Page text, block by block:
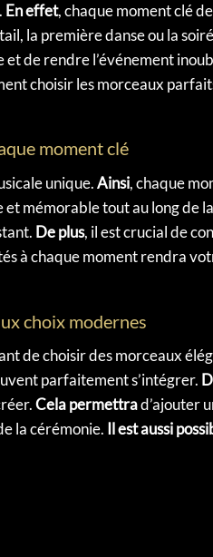
En effet, chaque moment clé
la première danse ou la
et de rendre l’événement
choisir les morceaux
moment clé
unique.Ainsi, chaque
mémorable tout au long de
De plus, il est crucial de
à chaque moment rendra
choix modernes
de choisir des morceaux
parfaitement s’intégrer.
Cela permettrad’ajouter
la cérémonie. Il est aussi